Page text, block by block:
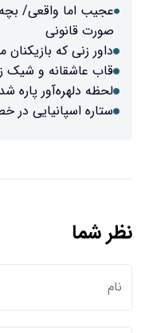
عجیب اما واقعی/
صورت قانونی
داور زنی که
قاب عاشقانه و شیک
لحظه دلهره‌آور پاره
ستاره اسپانیایی
نظر شما